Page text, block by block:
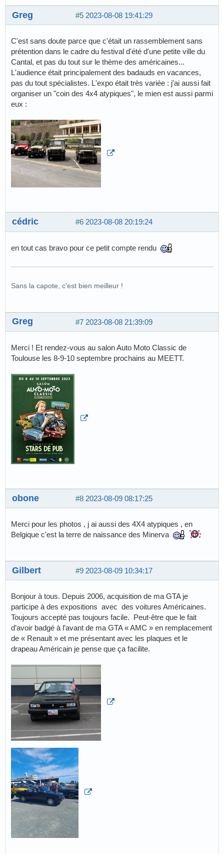
#5 2023-08-08 19:41:29
Greg
C'est sans doute parce que c'était un rassemblement sans
prétention dans le cadre du festival d'été d'une petite ville du
Cantal, et pas du tout sur le thème des américaines...
L'audience était principalement des badauds en vacances,
pas du tout spécialistes. L'expo était très variée : j'ai aussi fait
organiser un "coin des 4x4 atypiques", le mien est aussi parmi
eux :
#6 2023-08-08 20:19:24
cédric
en tout cas bravo pour ce petit compte rendu
Sans la capote, c'est bien meilleur !
#7 2023-08-08 21:39:09
Greg
Merci ! Et rendez-vous au salon Auto Moto Classic de
Toulouse les 8-9-10 septembre prochains au MEETT.
#8 2023-08-09 08:17:25
obone
Merci pour les photos , j ai aussi des 4X4 atypiques , en
Belgique c'est la terre de naissance des Minerva
#9 2023-08-09 10:34:17
Gilbert
Bonjour à tous. Depuis 2006, acquisition de ma GTA je
participe à des expositions avec des voitures Américaines.
Toujours accepté pas toujours facile. Peut-être que le fait
d’avoir badgé à l’avant de ma GTA « AMC » en remplacement
de « Renault » et me présentant avec les plaques et le
drapeau Américain je pense que ça facilite.